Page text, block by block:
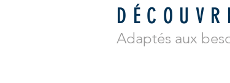
Adaptés aux